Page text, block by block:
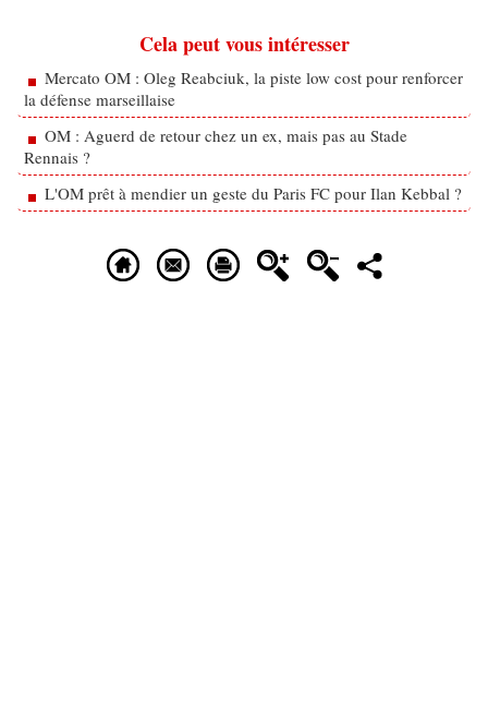
Cela peut vous intéresser
Mercato OM : Oleg Reabciuk, la piste low cost pour renforcer
la défense marseillaise
OM : Aguerd de retour chez un ex, mais pas au Stade
Rennais ?
L'OM prêt à mendier un geste du Paris FC pour Ilan Kebbal ?